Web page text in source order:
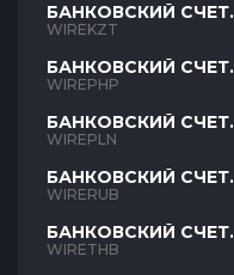
БАНКОВСКИЙ СЧЕТ
KZT
WIREKZT
БАНКОВСКИЙ СЧЕТ
PHP
WIREPHP
БАНКОВСКИЙ СЧЕТ
PLN
WIREPLN
БАНКОВСКИЙ СЧЕТ
RUB
WIRERUB
БАНКОВСКИЙ СЧЕТ
THB
WIRETHB